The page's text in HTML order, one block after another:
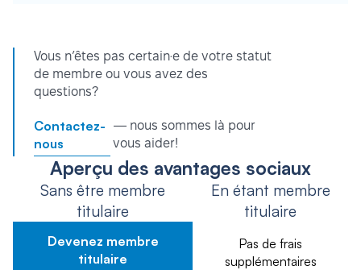
Vous n’êtes pas certain·e de votre statut
de membre ou vous avez des
questions?
Contactez-
nous
— nous sommes là pour
vous aider!
Aperçu des avantages sociaux
Sans être membre
titulaire
Devenez membre
titulaire
En étant membre
titulaire
Pas de frais
supplémentaires